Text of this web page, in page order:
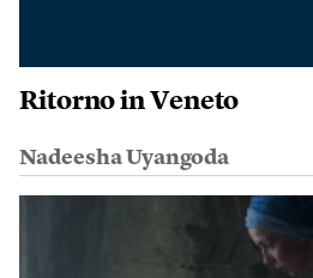
Ritorno in Veneto
Nadeesha Uyangoda